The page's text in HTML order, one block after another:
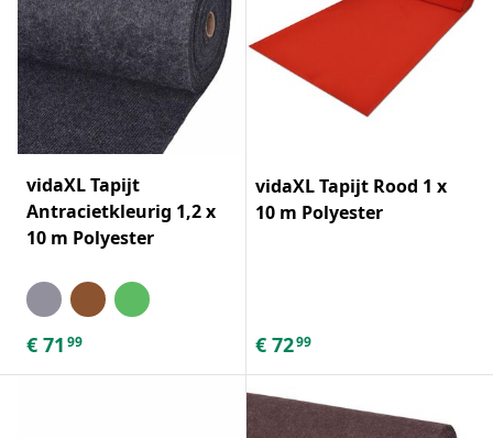
vidaXL Tapijt
Antracietkleurig 1,2 x
10 m Polyester
€ 71 99
vidaXL Tapijt Rood 1 x
10 m Polyester
€ 7299